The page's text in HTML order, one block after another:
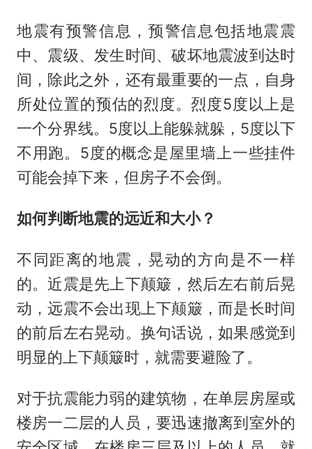
地震有预警信息，预警信息包括地震震
中、震级、发生时间、破坏地震波到达时
间，除此之外，还有最重要的一点，自身
所处位置的预估的烈度。烈度5度以上是
一个分界线。5度以上能躲就躲，5度以下
不用跑。5度的概念是屋里墙上一些挂件
可能会掉下来，但房子不会倒。
如何判断地震的远近和大小？
不同距离的地震，晃动的方向是不一样
的。近震是先上下颠簸，然后左右前后晃
动，远震不会出现上下颠簸，而是长时间
的前后左右晃动。换句话说，如果感觉到
明显的上下颠簸时，就需要避险了。
对于抗震能力弱的建筑物，在单层房屋或
楼房一二层的人员，要迅速撤离到室外的